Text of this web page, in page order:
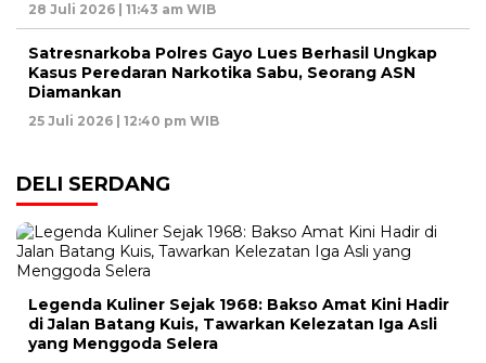
28 Juli 2026 | 11:43 am WIB
Satresnarkoba Polres Gayo Lues Berhasil Ungkap
Kasus Peredaran Narkotika Sabu, Seorang ASN
Diamankan
25 Juli 2026 | 12:40 pm WIB
DELI SERDANG
Legenda Kuliner Sejak 1968: Bakso Amat Kini Hadir
di Jalan Batang Kuis, Tawarkan Kelezatan Iga Asli
yang Menggoda Selera